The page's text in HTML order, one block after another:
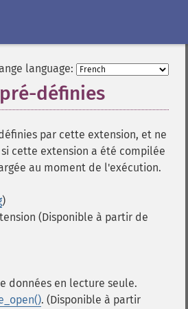
language:
définies
par cette extension, et ne
cette extension a été compilée
au moment de l'exécution.
)
(Disponible à partir de
données en lecture seule.
. (Disponible à partir